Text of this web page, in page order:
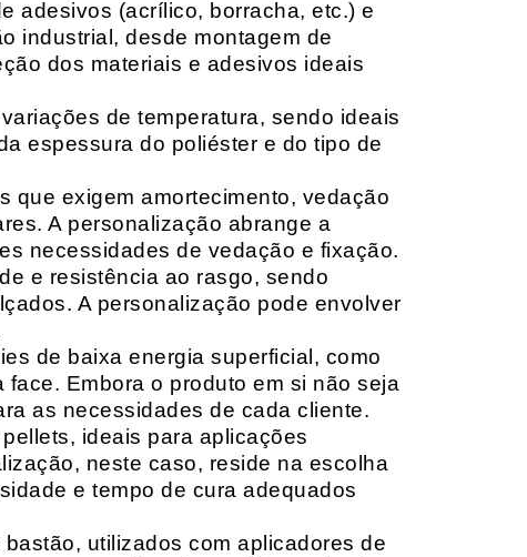
adesivos (acrílico, borracha, etc.) e
industrial, desde montagem de
dos materiais e adesivos ideais
de temperatura, sendo ideais
espessura do poliéster e do tipo de
que exigem amortecimento, vedação
A personalização abrange a
necessidades de vedação e fixação.
e resistência ao rasgo, sendo
A personalização pode envolver
de baixa energia superficial, como
Embora o produto em si não seja
as necessidades de cada cliente.
ideais para aplicações
neste caso, reside na escolha
e tempo de cura adequados
utilizados com aplicadores de